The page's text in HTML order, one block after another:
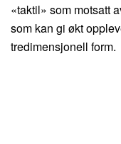
«taktil» som motsatt
som kan gi økt
tredimensjonell form.